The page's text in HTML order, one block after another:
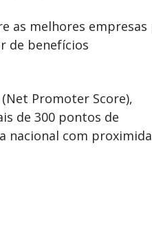
as melhores empresas
de benefícios
Promoter Score),
de 300 pontos de
nacional com